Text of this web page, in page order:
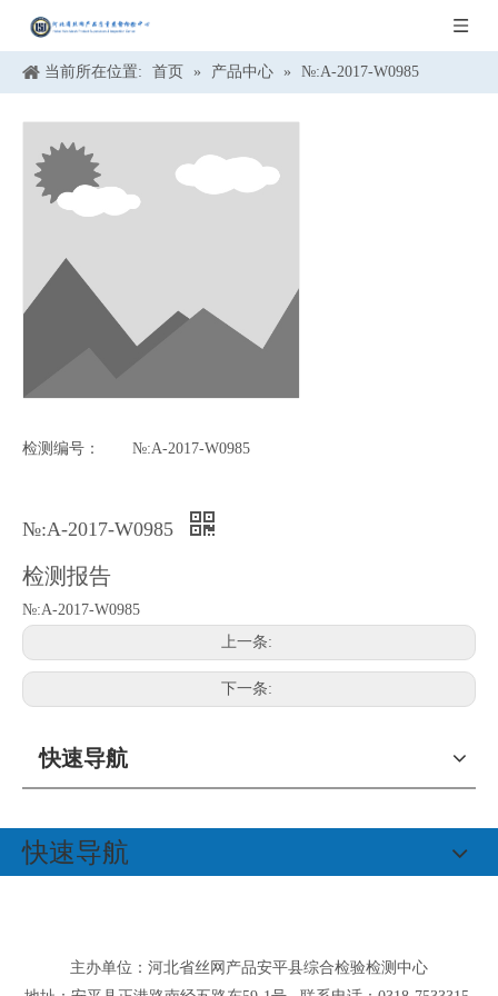
当前所在位置: 首页 » 产品中心 » №:A-2017-W0985
检测编号： №:A-2017-W0985
№:A-2017-W0985
检测报告
№:A-2017-W0985
上一条:
下一条:
快速导航
快速导航
主办单位：河北省丝网产品安平县综合检验检测中心